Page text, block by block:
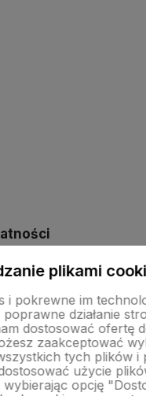
plikami
i pokrewne im
poprawne działanie
dostosować ofertę
zaakceptować
tych plików i
użycie
opcję